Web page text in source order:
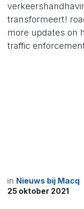
transformeert!
more updates on
traffic
in Nieuws bij Macq
25 oktober 2021